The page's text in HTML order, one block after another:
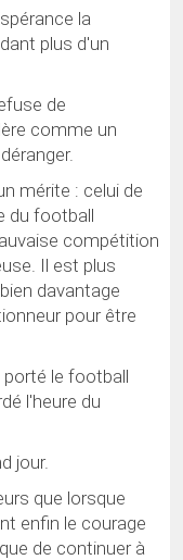
la
plus d'un
de
comme un
mérite : celui de
du football
compétition
Il est plus
davantage
pour être
porté le football
l'heure du
jour.
que lorsque
enfin le courage
de continuer à